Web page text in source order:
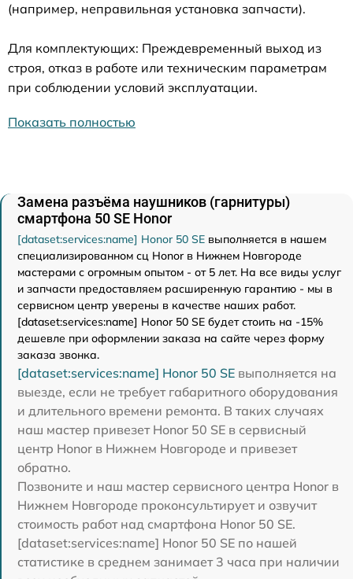
(например, неправильная установка запчасти).
Для комплектующих: Преждевременный выход из
строя, отказ в работе или техническим параметрам
при соблюдении условий эксплуатации.
Показать полностью
Замена разъёма наушников (гарнитуры)
смартфона 50 SE Honor
[dataset:services:name] Honor 50 SE выполняется в нашем
специализированном сц Honor в Нижнем Новгороде
мастерами с огромным опытом - от 5 лет. На все виды услуг
и запчасти предоставляем расширенную гарантию - мы в
сервисном центр уверены в качестве наших работ.
[dataset:services:name] Honor 50 SE будет стоить на -15%
дешевле при оформлении заказа на сайте через форму
заказа звонка.
[dataset:services:name] Honor 50 SE выполняется на
выезде, если не требует габаритного оборудования
и длительного времени ремонта. В таких случаях
наш мастер привезет Honor 50 SE в сервисный
центр Honor в Нижнем Новгороде и привезет
обратно.
Позвоните и наш мастер сервисного центра Honor в
Нижнем Новгороде проконсультирует и озвучит
стоимость работ над смартфона Honor 50 SE.
[dataset:services:name] Honor 50 SE по нашей
статистике в среднем занимает 3 часа при наличии